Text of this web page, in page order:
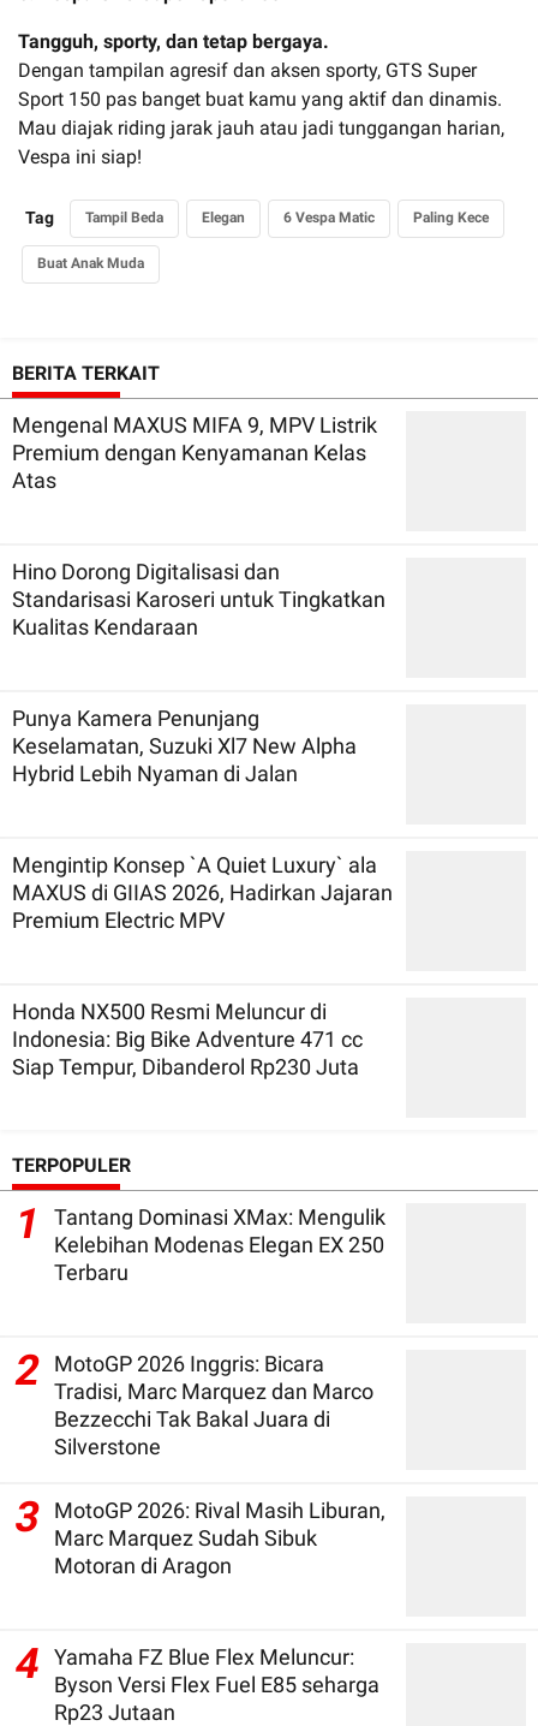
Tangguh, sporty, dan tetap bergaya.
Dengan tampilan agresif dan aksen sporty, GTS Super
Sport 150 pas banget buat kamu yang aktif dan dinamis.
Mau diajak riding jarak jauh atau jadi tunggangan harian,
Vespa ini siap!
Tag Tampil Beda Elegan 6 Vespa Matic Paling Kece
Buat Anak Muda
BERITA TERKAIT
Mengenal MAXUS MIFA 9, MPV Listrik
Premium dengan Kenyamanan Kelas
Atas
Hino Dorong Digitalisasi dan
Standarisasi Karoseri untuk Tingkatkan
Kualitas Kendaraan
Punya Kamera Penunjang
Keselamatan, Suzuki Xl7 New Alpha
Hybrid Lebih Nyaman di Jalan
Mengintip Konsep `A Quiet Luxury` ala
MAXUS di GIIAS 2026, Hadirkan Jajaran
Premium Electric MPV
Honda NX500 Resmi Meluncur di
Indonesia: Big Bike Adventure 471 cc
Siap Tempur, Dibanderol Rp230 Juta
TERPOPULER
1
Tantang Dominasi XMax: Mengulik
Kelebihan Modenas Elegan EX 250
Terbaru
2
MotoGP 2026 Inggris: Bicara
Tradisi, Marc Marquez dan Marco
Bezzecchi Tak Bakal Juara di
Silverstone
3
MotoGP 2026: Rival Masih Liburan,
Marc Marquez Sudah Sibuk
Motoran di Aragon
4
Yamaha FZ Blue Flex Meluncur:
Byson Versi Flex Fuel E85 seharga
Rp23 Jutaan